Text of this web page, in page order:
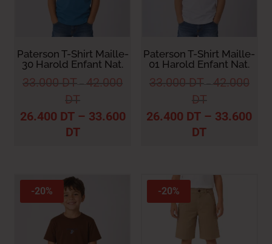
Paterson T-Shirt Maille-
30 Harold Enfant Nat.
33.000 DT
42.000
DT
26.400 DT– 33.600
DT
Paterson T-Shirt Maille-
01 Harold Enfant Nat.
33.000 DT
42.000
DT
26.400 DT – 33.600
DT
-20% -20%